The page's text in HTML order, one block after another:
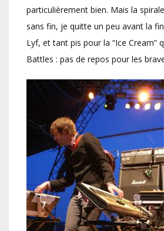
particulièrement bien. Mais la
sans fin, je quitte un peu avant la
Lyf, et tant pis pour la “Ice Cream”
Battles : pas de repos pour les